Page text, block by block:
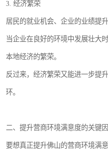
3. 经济繁荣
居民的就业机会、企业的业绩提
当企业在良好的环境中发展壮大
本地经济的繁荣。
反过来，经济繁荣又能进一步提
环。
二、提升营商环境满意度的关键
要想真正提升佛山的营商环境满